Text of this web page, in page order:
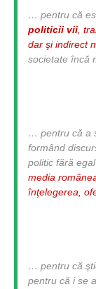
… pentru că
politicii vii ,
dar şi indirect
societate încă
… pentru că a
formând
politic fără
media
înţelegerea,
… pentru că
pentru că i se